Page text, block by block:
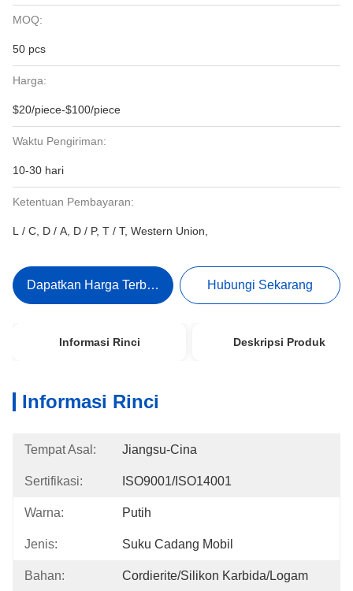
MOQ:
50 pcs
Harga:
$20/piece-$100/piece
Waktu Pengiriman:
10-30 hari
Ketentuan Pembayaran:
L / C, D / A, D / P, T / T, Western Union,
Dapatkan Harga Terbaik Hubungi Sekarang
Informasi Rinci Deskripsi Produk
Informasi Rinci
Tempat Asal: Jiangsu-Cina
Sertifikasi: ISO9001/ISO14001
Warna: Putih
Jenis: Suku Cadang Mobil
Bahan: Cordierite/Silikon Karbida/Logam